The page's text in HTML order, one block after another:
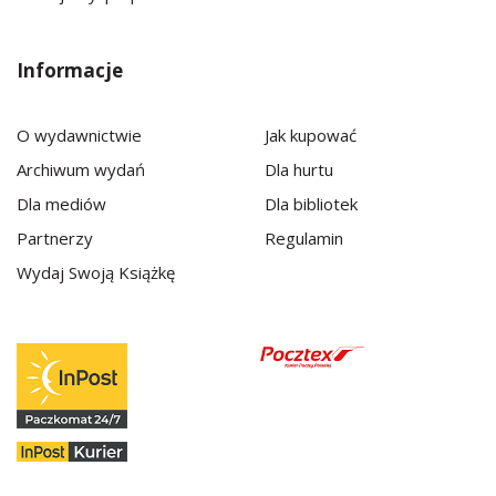
Informacje
O wydawnictwie
Archiwum wydań
Dla mediów
Partnerzy
Wydaj Swoją Książkę
Jak kupować
Dla hurtu
Dla bibliotek
Regulamin